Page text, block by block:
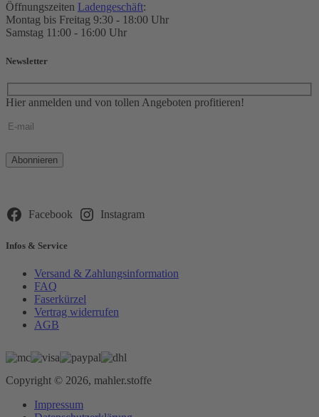
Öffnungszeiten Ladengeschäft:
Montag bis Freitag 9:30 - 18:00 Uhr
Samstag 11:00 - 16:00 Uhr
Newsletter
Hier anmelden und von tollen Angeboten profitieren!
Bitte
lasse
leer.
Facebook Instagram
Infos & Service
Versand & Zahlungsinformation
FAQ
Faserkürzel
Vertrag widerrufen
AGB
Copyright © 2026, mahler.stoffe
Impressum